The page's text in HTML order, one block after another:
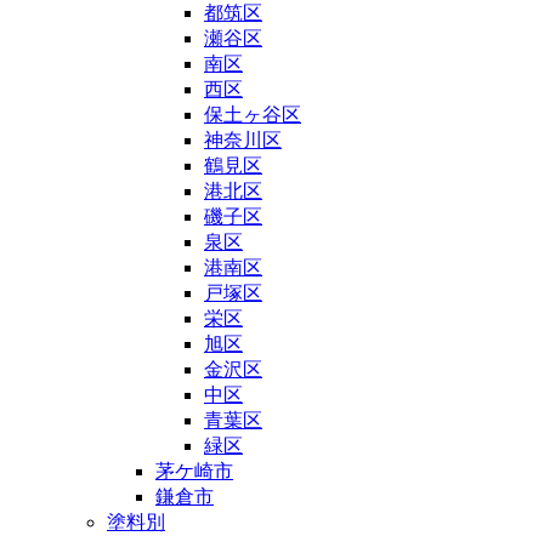
都筑区
瀬谷区
南区
西区
保土ヶ谷区
神奈川区
鶴見区
港北区
磯子区
泉区
港南区
戸塚区
栄区
旭区
金沢区
中区
青葉区
緑区
茅ケ崎市
鎌倉市
塗料別